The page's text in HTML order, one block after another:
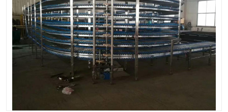
装载机电子秤 输送机
半自动输送机 全自动输送机
食品螺旋塔